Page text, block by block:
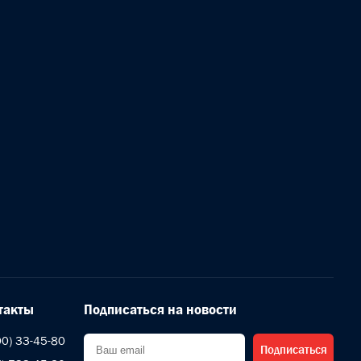
33-45-80
Подписаться на новости
Подписаться